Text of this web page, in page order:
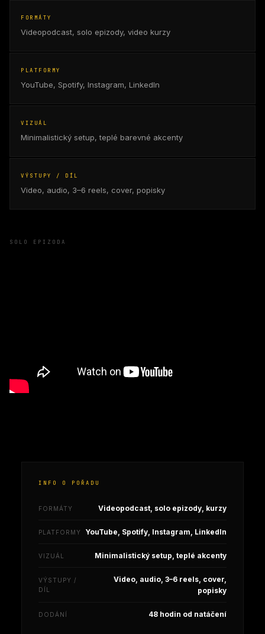
FORMÁTY
Videopodcast, solo epizody, video kurzy
PLATFORMY
YouTube, Spotify, Instagram, LinkedIn
VIZUÁL
Minimalistický setup, teplé barevné akcenty
VÝSTUPY / DÍL
Video, audio, 3–6 reels, cover, popisky
SOLO EPIZODA
INFO O POŘADU
FORMÁTY Videopodcast, solo epizody, kurzy
PLATFORMY YouTube, Spotify, Instagram, LinkedIn
VIZUÁL Minimalistický setup, teplé akcenty
VÝSTUPY /
DÍL
Video, audio, 3–6 reels, cover,
popisky
DODÁNÍ 48 hodin od natáčení